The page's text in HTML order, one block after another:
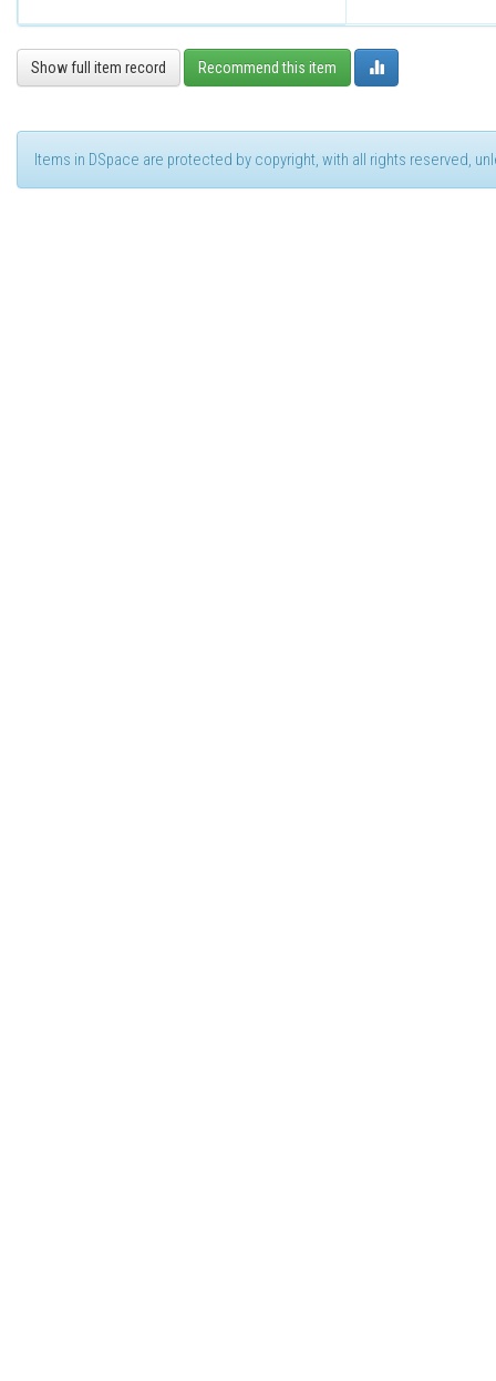
Show full item record Recommend this item
Items in DSpace are protected by copyright, with all rights reserved,